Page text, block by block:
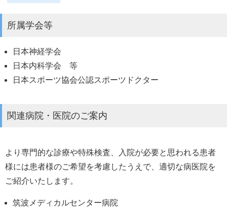
所属学会等
日本神経学会
日本内科学会 等
日本スポーツ協会公認スポーツドクター
関連病院・医院のご案内
より専門的な診療や特殊検査、入院が必要と思われる患者
様には患者様のご希望を考慮したうえで、適切な病医院を
ご紹介いたします。
筑波メディカルセンター病院